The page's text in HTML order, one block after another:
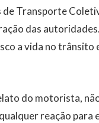
Transporte
das
a vida no trânsito
do motorista,
reação para